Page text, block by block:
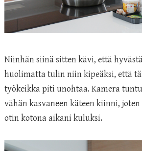
Niinhän siinä sitten kävi, että
huolimatta tulin niin kipeäksi, että
työkeikka piti unohtaa. Kamera
vähän kasvaneen käteen kiinni,
otin kotona aikani kuluksi.